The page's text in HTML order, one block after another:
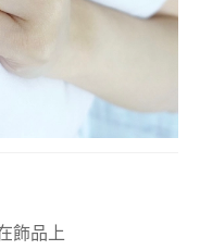
飾品上